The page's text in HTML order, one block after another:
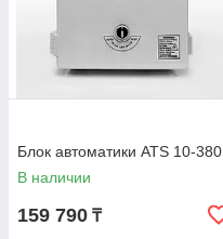
Блок автоматики ATS 10-380
В наличии
159 790 ₸